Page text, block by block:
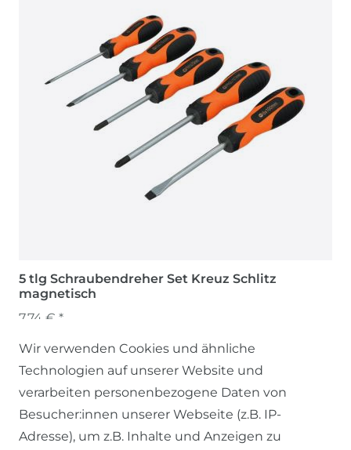
5 tlg Schraubendreher Set Kreuz Schlitz
magnetisch
7,74 € *
Wir verwenden Cookies und ähnliche
Technologien auf unserer Website und
verarbeiten personenbezogene Daten von
Besucher:innen unserer Webseite (z.B. IP-
Adresse), um z.B. Inhalte und Anzeigen zu